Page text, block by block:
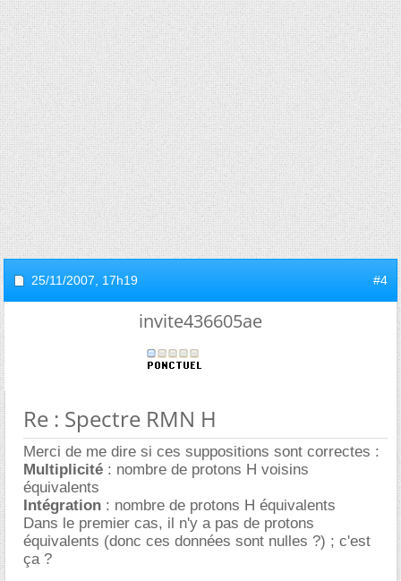
25/11/2007, 17h19 #4
invite436605ae
Re : Spectre RMN H
Merci de me dire si ces suppositions sont correctes :
Multiplicité : nombre de protons H voisins
équivalents
Intégration : nombre de protons H équivalents
Dans le premier cas, il n'y a pas de protons
équivalents (donc ces données sont nulles ?) ; c'est
ça ?